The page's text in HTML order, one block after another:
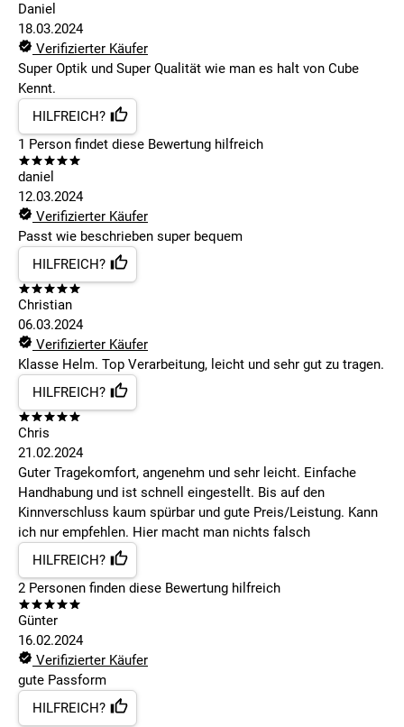
Daniel
18.03.2024
Verifizierter Käufer
Super Optik und Super Qualität wie man es halt von Cube
Kennt.
HILFREICH?
1 Person findet diese Bewertung hilfreich
daniel
12.03.2024
Verifizierter Käufer
Passt wie beschrieben super bequem
HILFREICH?
Christian
06.03.2024
Verifizierter Käufer
Klasse Helm. Top Verarbeitung, leicht und sehr gut zu tragen.
HILFREICH?
Chris
21.02.2024
Guter Tragekomfort, angenehm und sehr leicht. Einfache
Handhabung und ist schnell eingestellt. Bis auf den
Kinnverschluss kaum spürbar und gute Preis/Leistung. Kann
ich nur empfehlen. Hier macht man nichts falsch
HILFREICH?
2 Personen finden diese Bewertung hilfreich
Günter
16.02.2024
Verifizierter Käufer
gute Passform
HILFREICH?